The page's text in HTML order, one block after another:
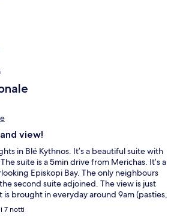
view!
in Blé Kythnos. It’s a beautiful suite with
suite is a 5min drive from Merichas. It’s a
Episkopi Bay. The only neighbours
second suite adjoined. The view is just
is brought in everyday around 9am (pasties,
jam, butter, honey and fresh fruits).
7 notti